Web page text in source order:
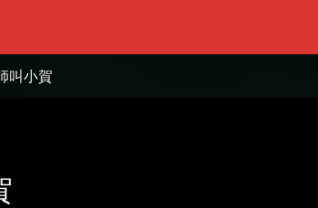
叫小賀